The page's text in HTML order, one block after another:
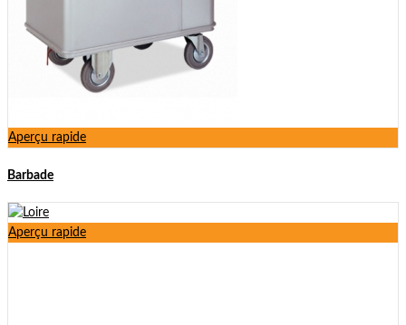
Aperçu rapide
Barbade
Aperçu rapide